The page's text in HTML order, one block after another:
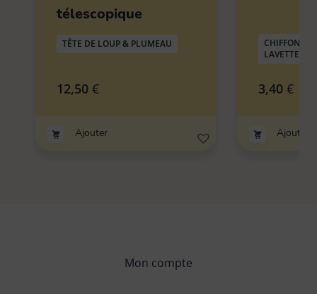
télescopique
TÊTE DE LOUP & PLUMEAU
12,50 €
Ajouter
CHIFFON
LAVETTE
3,40 €
Ajouter
Mon compte